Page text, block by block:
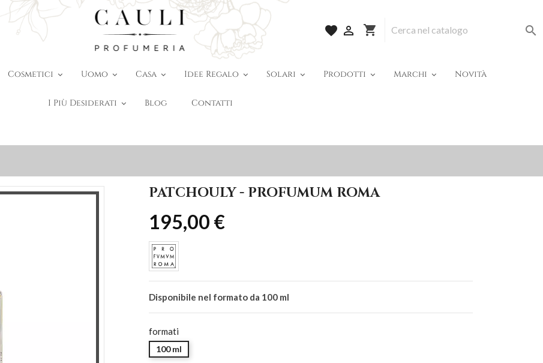
favorite  shopping_cart 
Cosmetici Uomo Casa Idee Regalo Solari Prodotti Marchi Novità
I Più Desiderati Blog Contatti
PATCHOULY - PROFUMUM ROMA
195,00 €
Disponibile nel formato da 100 ml
formati
100 ml